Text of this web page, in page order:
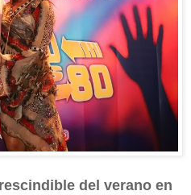
del verano en